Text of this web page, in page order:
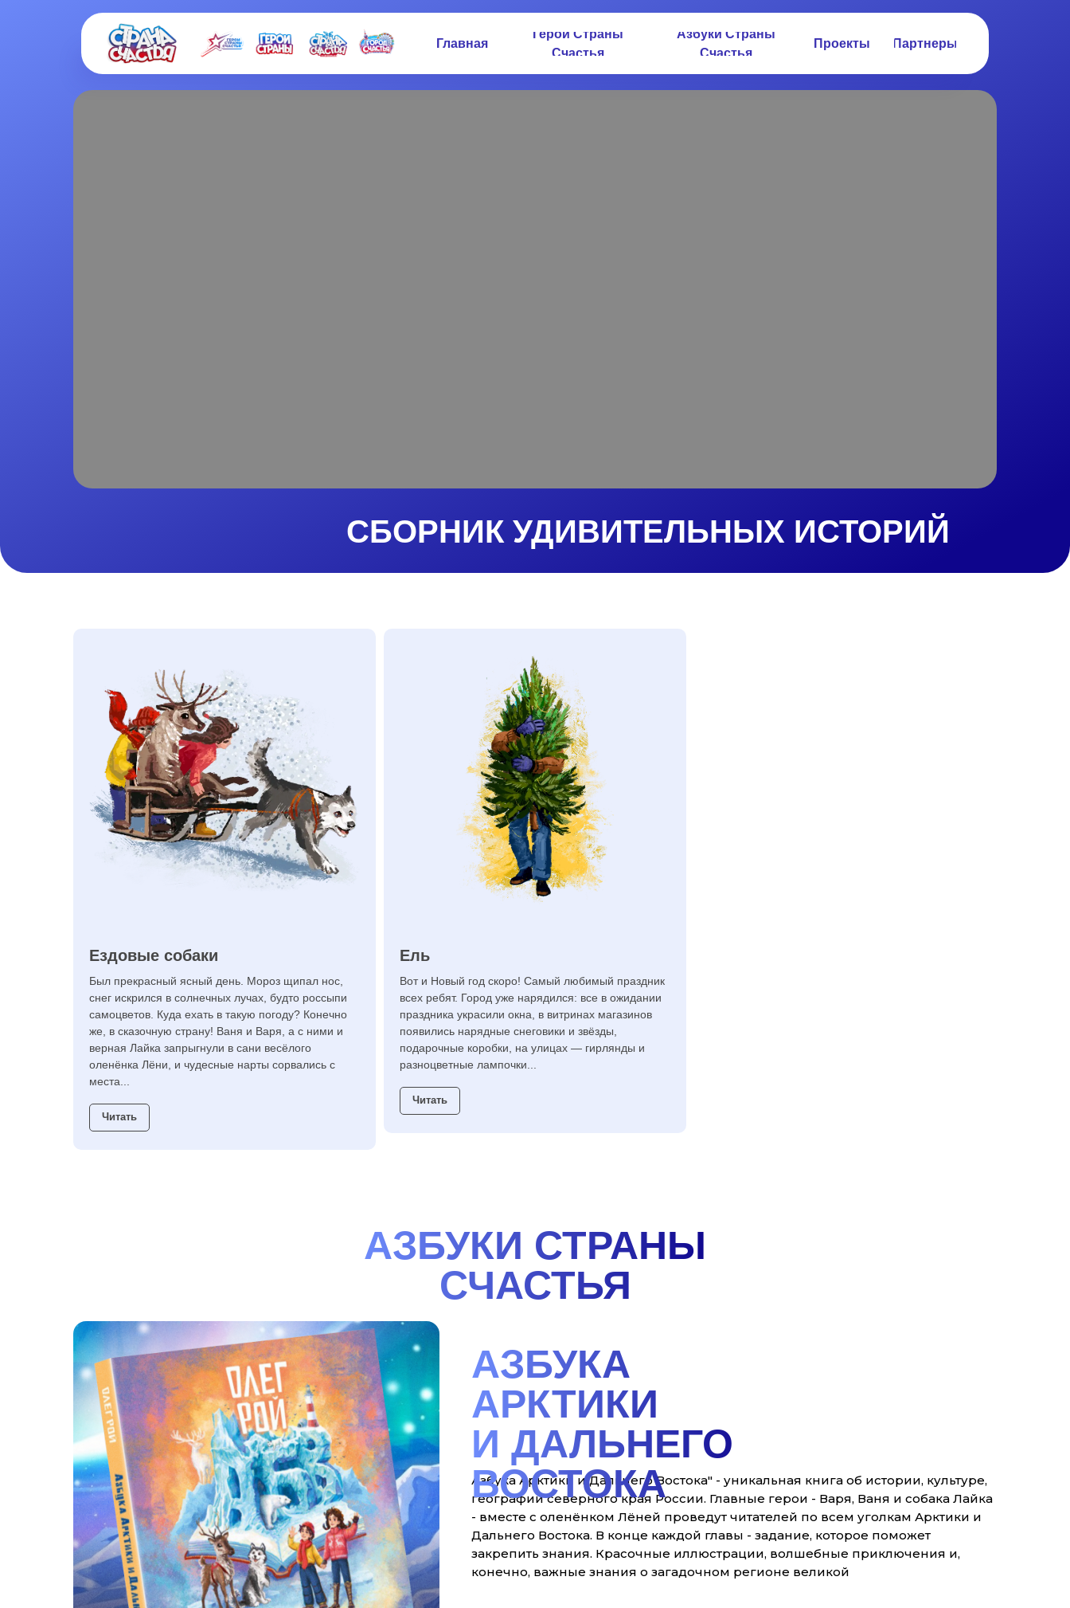
Главная
Герои Страны
Счастья
Азбуки Страны
Счастья
Проекты Партнеры
СБОРНИК УДИВИТЕЛЬНЫХ ИСТОРИЙ
Ездовые собаки
Был прекрасный ясный день. Мороз щипал нос,
снег искрился в солнечных лучах, будто россыпи
самоцветов. Куда ехать в такую погоду? Конечно
же, в сказочную страну! Ваня и Варя, а с ними и
верная Лайка запрыгнули в сани весёлого
оленёнка Лёни, и чудесные нарты сорвались с
места...
Читать
Ель
Вот и Новый год скоро! Самый любимый праздник
всех ребят. Город уже нарядился: все в ожидании
праздника украсили окна, в витринах магазинов
появились нарядные снеговики и звёзды,
подарочные коробки, на улицах — гирлянды и
разноцветные лампочки...
Читать
АЗБУКИ СТРАНЫ
СЧАСТЬЯ
Азбука Арктики и Дальнего Востока" - уникальная книга об истории, культуре,
географии северного края России. Главные герои - Варя, Ваня и собака Лайка
- вместе с оленёнком Лёней проведут читателей по всем уголкам Арктики и
Дальнего Востока. В конце каждой главы - задание, которое поможет
закрепить знания. Красочные иллюстрации, волшебные приключения и,
конечно, важные знания о загадочном регионе великой
АЗБУКА
АРКТИКИ
И ДАЛЬНЕГО
ВОСТОКА